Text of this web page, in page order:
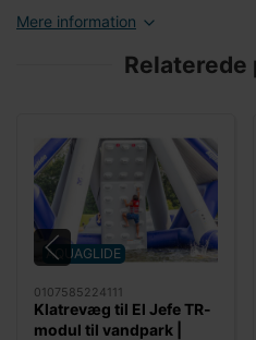
Mere information
AQUAGLIDE
0107585224111
Klatrevæg til El Jefe TR-
modul til vandpark |